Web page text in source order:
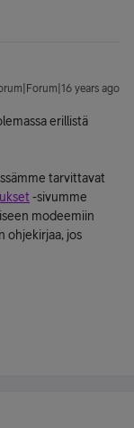
years ago
erillistä
tarvittavat
-sivumme
modeemiin
ohjekirjaa, jos